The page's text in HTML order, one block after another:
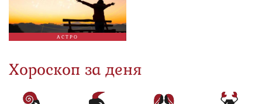
АСТРО
Хороскоп за деня